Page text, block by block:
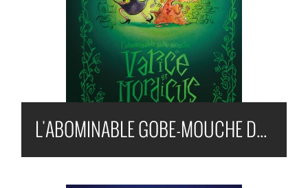
L'ABOMINABLE GOBE-MOUCHE DE VARICE ET MORDICUS